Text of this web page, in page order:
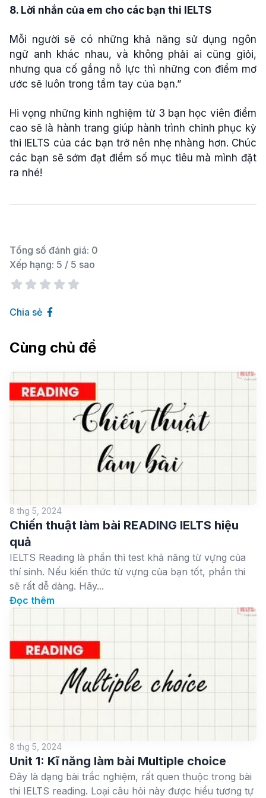
8. Lời nhắn của em cho các bạn thi IELTS
Mỗi người sẽ có những khả năng sử dụng ngôn
ngữ anh khác nhau, và không phải ai cũng giỏi,
nhưng qua cố gắng nỗ lực thì những con điểm mơ
ước sẽ luôn trong tầm tay của bạn.”
Hi vọng những kinh nghiệm từ 3 bạn học viên điểm
cao sẽ là hành trang giúp hành trình chinh phục kỳ
thi IELTS của các bạn trở nên nhẹ nhàng hơn. Chúc
các bạn sẽ sớm đạt điểm số mục tiêu mà mình đặt
ra nhé!
Tổng số đánh giá: 0
Xếp hạng: 5 / 5 sao
Chia sẻ
Cùng chủ đề
8 thg 5, 2024
Chiến thuật làm bài READING IELTS hiệu
quả
IELTS Reading là phần thì test khả năng từ vựng của
thí sinh. Nếu kiến thức từ vựng của bạn tốt, phần thi
sẽ rất dễ dàng. Hãy...
Đọc thêm
8 thg 5, 2024
Unit 1: Kĩ năng làm bài Multiple choice
Đây là dạng bài trắc nghiệm, rất quen thuộc trong bài
thi IELTS reading. Loại câu hỏi này được hiểu tương tự